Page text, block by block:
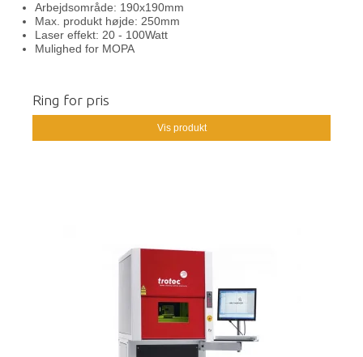
Arbejdsområde: 190x190mm
Max. produkt højde: 250mm
Laser effekt: 20 - 100Watt
Mulighed for MOPA
Ring for pris
Vis produkt